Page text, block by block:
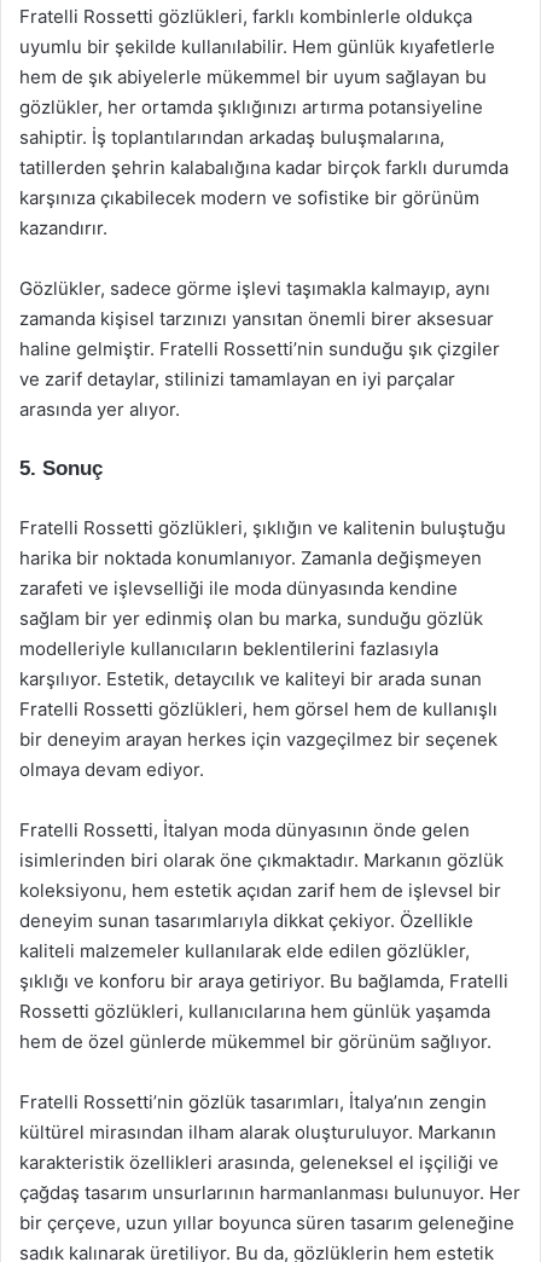
Fratelli Rossetti gözlükleri, farklı kombinlerle oldukça
uyumlu bir şekilde kullanılabilir. Hem günlük kıyafetlerle
hem de şık abiyelerle mükemmel bir uyum sağlayan bu
gözlükler, her ortamda şıklığınızı artırma potansiyeline
sahiptir. İş toplantılarından arkadaş buluşmalarına,
tatillerden şehrin kalabalığına kadar birçok farklı durumda
karşınıza çıkabilecek modern ve sofistike bir görünüm
kazandırır.
Gözlükler, sadece görme işlevi taşımakla kalmayıp, aynı
zamanda kişisel tarzınızı yansıtan önemli birer aksesuar
haline gelmiştir. Fratelli Rossetti’nin sunduğu şık çizgiler
ve zarif detaylar, stilinizi tamamlayan en iyi parçalar
arasında yer alıyor.
5. Sonuç
Fratelli Rossetti gözlükleri, şıklığın ve kalitenin buluştuğu
harika bir noktada konumlanıyor. Zamanla değişmeyen
zarafeti ve işlevselliği ile moda dünyasında kendine
sağlam bir yer edinmiş olan bu marka, sunduğu gözlük
modelleriyle kullanıcıların beklentilerini fazlasıyla
karşılıyor. Estetik, detaycılık ve kaliteyi bir arada sunan
Fratelli Rossetti gözlükleri, hem görsel hem de kullanışlı
bir deneyim arayan herkes için vazgeçilmez bir seçenek
olmaya devam ediyor.
Fratelli Rossetti, İtalyan moda dünyasının önde gelen
isimlerinden biri olarak öne çıkmaktadır. Markanın gözlük
koleksiyonu, hem estetik açıdan zarif hem de işlevsel bir
deneyim sunan tasarımlarıyla dikkat çekiyor. Özellikle
kaliteli malzemeler kullanılarak elde edilen gözlükler,
şıklığı ve konforu bir araya getiriyor. Bu bağlamda, Fratelli
Rossetti gözlükleri, kullanıcılarına hem günlük yaşamda
hem de özel günlerde mükemmel bir görünüm sağlıyor.
Fratelli Rossetti’nin gözlük tasarımları, İtalya’nın zengin
kültürel mirasından ilham alarak oluşturuluyor. Markanın
karakteristik özellikleri arasında, geleneksel el işçiliği ve
çağdaş tasarım unsurlarının harmanlanması bulunuyor. Her
bir çerçeve, uzun yıllar boyunca süren tasarım geleneğine
sadık kalınarak üretiliyor. Bu da, gözlüklerin hem estetik